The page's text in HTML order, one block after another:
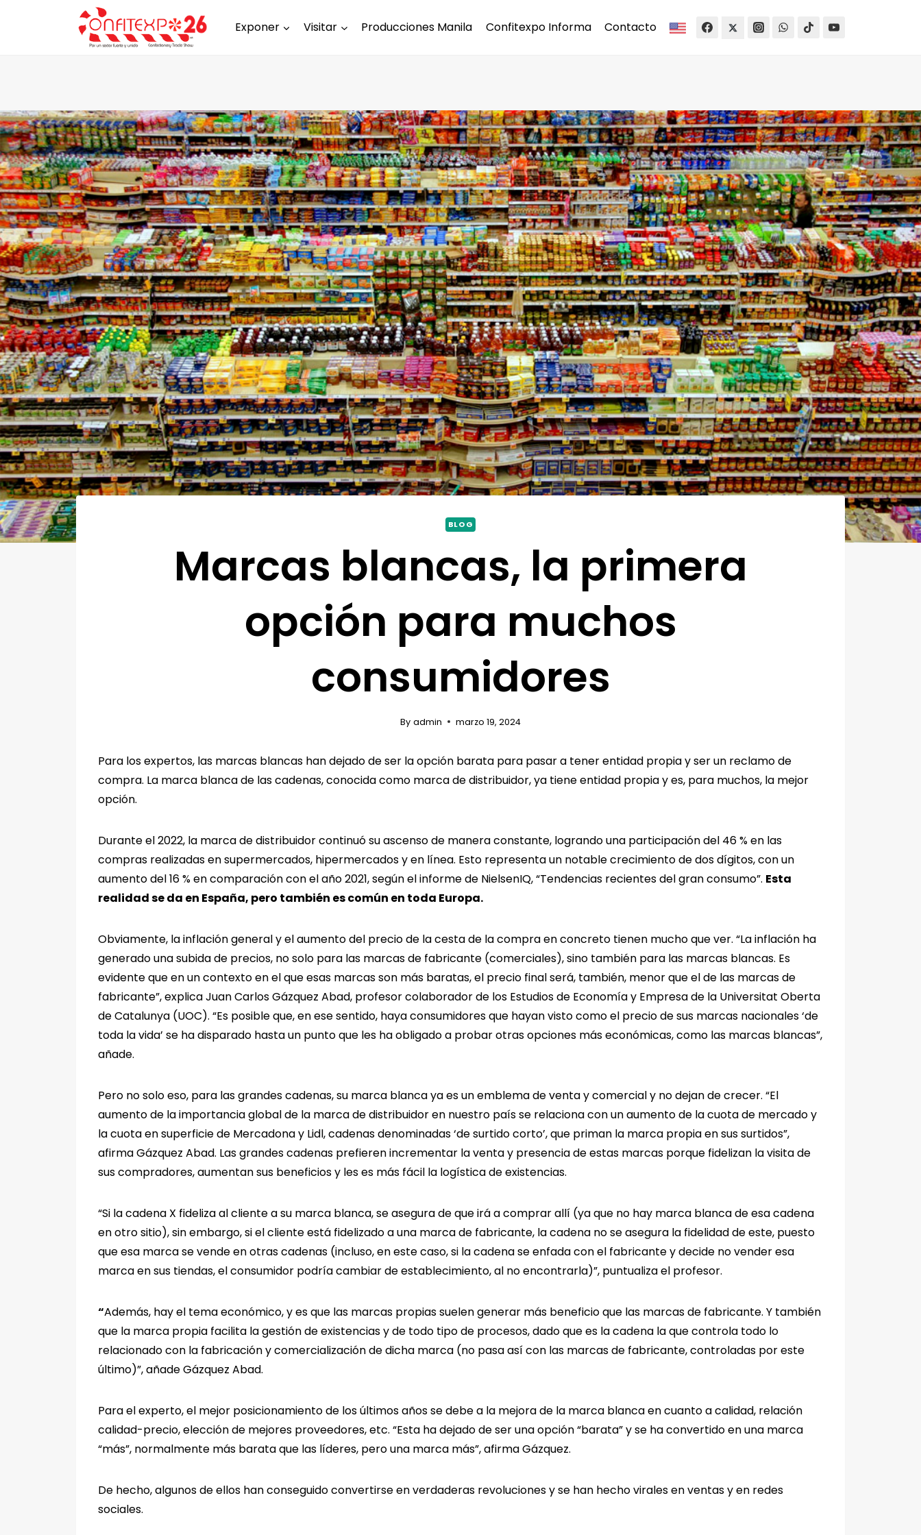
Exponer Visitar Producciones Manila Confitexpo Informa Contacto
BLOG
Marcas blancas, la primera
opción para muchos
consumidores
By admin marzo 19, 2024
Para los expertos, las marcas blancas han dejado de ser la opción barata para pasar a tener entidad propia y ser un reclamo de
compra. La marca blanca de las cadenas, conocida como marca de distribuidor, ya tiene entidad propia y es, para muchos, la mejor
opción.
Durante el 2022, la marca de distribuidor continuó su ascenso de manera constante, logrando una participación del 46 % en las
compras realizadas en supermercados, hipermercados y en línea. Esto representa un notable crecimiento de dos dígitos, con un
aumento del 16 % en comparación con el año 2021, según el informe de NielsenIQ, “Tendencias recientes del gran consumo”. Esta
realidad se da en España, pero también es común en toda Europa.
Obviamente, la inflación general y el aumento del precio de la cesta de la compra en concreto tienen mucho que ver. “La inflación ha
generado una subida de precios, no solo para las marcas de fabricante (comerciales), sino también para las marcas blancas. Es
evidente que en un contexto en el que esas marcas son más baratas, el precio final será, también, menor que el de las marcas de
fabricante”, explica Juan Carlos Gázquez Abad, profesor colaborador de los Estudios de Economía y Empresa de la Universitat Oberta
de Catalunya (UOC). “Es posible que, en ese sentido, haya consumidores que hayan visto como el precio de sus marcas nacionales ‘de
toda la vida’ se ha disparado hasta un punto que les ha obligado a probar otras opciones más económicas, como las marcas blancas”,
añade.
Pero no solo eso, para las grandes cadenas, su marca blanca ya es un emblema de venta y comercial y no dejan de crecer. “El
aumento de la importancia global de la marca de distribuidor en nuestro país se relaciona con un aumento de la cuota de mercado y
la cuota en superficie de Mercadona y Lidl, cadenas denominadas ‘de surtido corto’, que priman la marca propia en sus surtidos”,
afirma Gázquez Abad. Las grandes cadenas prefieren incrementar la venta y presencia de estas marcas porque fidelizan la visita de
sus compradores, aumentan sus beneficios y les es más fácil la logística de existencias.
“Si la cadena X fideliza al cliente a su marca blanca, se asegura de que irá a comprar allí (ya que no hay marca blanca de esa cadena
en otro sitio), sin embargo, si el cliente está fidelizado a una marca de fabricante, la cadena no se asegura la fidelidad de este, puesto
que esa marca se vende en otras cadenas (incluso, en este caso, si la cadena se enfada con el fabricante y decide no vender esa
marca en sus tiendas, el consumidor podría cambiar de establecimiento, al no encontrarla)”, puntualiza el profesor.
“Además, hay el tema económico, y es que las marcas propias suelen generar más beneficio que las marcas de fabricante. Y también
que la marca propia facilita la gestión de existencias y de todo tipo de procesos, dado que es la cadena la que controla todo lo
relacionado con la fabricación y comercialización de dicha marca (no pasa así con las marcas de fabricante, controladas por este
último)”, añade Gázquez Abad.
Para el experto, el mejor posicionamiento de los últimos años se debe a la mejora de la marca blanca en cuanto a calidad, relación
calidad-precio, elección de mejores proveedores, etc. “Esta ha dejado de ser una opción “barata” y se ha convertido en una marca
“más”, normalmente más barata que las líderes, pero una marca más”, afirma Gázquez.
De hecho, algunos de ellos han conseguido convertirse en verdaderas revoluciones y se han hecho virales en ventas y en redes
sociales.